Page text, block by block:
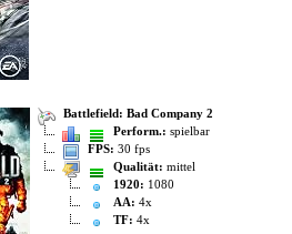
Battlefield: Bad Company 2
Perform.: spielbar
FPS: 30 fps
Qualität: mittel
1920: 1080
AA: 4x
TF: 4x